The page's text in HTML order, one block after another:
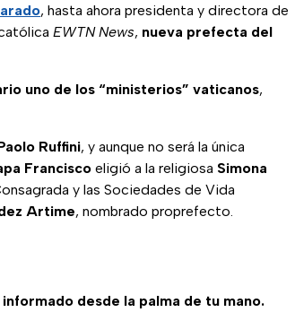
, hasta ahora presidenta y directora de
EWTN News, nueva prefecta del
uno de los “ministerios” vaticanos,
Ruffini, y aunque no será la única
Francisco eligió a la religiosa Simona
y las Sociedades de Vida
Artime, nombrado proprefecto.
desde la palma de tu mano.